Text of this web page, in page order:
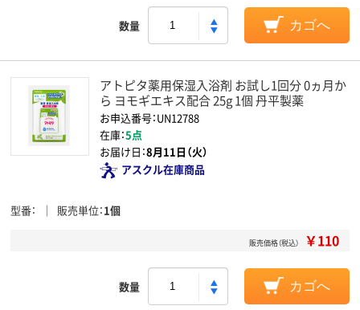
数量 カゴへ
アトピタ薬用保湿入浴剤 お試し1回分 0ヵ月か
ら ヨモギエキス配合 25g 1個 丹平製薬
お申込番号：UN12788
在庫：5点
お届け日：8月11日（火）
アスクル在庫商品
型番 販売単位 1個
販売価格（税込） ￥110
数量 カゴへ